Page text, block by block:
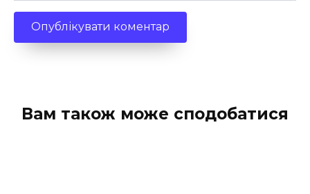
Вам також може сподобатися